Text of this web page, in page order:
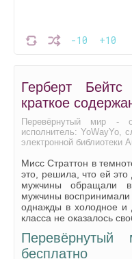
-10 +10
Герберт
краткое
Перевёрнутый мир -
исполнитель: YoWayYo,
электронной библиотеки
Мисс Страттон в
это, решила, что ей
мужчины обращали
мужчины воспринимали
однажды в холодное и
класса не оказалось
бесплатно